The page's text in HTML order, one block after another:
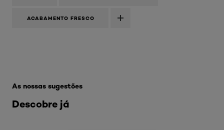
ACABAMENTO FRESCO
Descobre já
As nossas sugestões